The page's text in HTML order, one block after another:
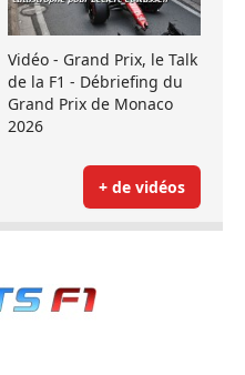
Vidéo - Grand Prix, le Talk
de la F1 - Débriefing du
Grand Prix de Monaco
2026
+ de vidéos